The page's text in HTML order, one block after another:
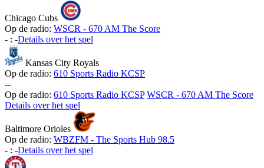
Chicago Cubs
Op de radio: WSCR - 670 AM The Score
- : -Details over het spel
Kansas City Royals
Op de radio: 610 Sports Radio KCSP
--
Op de radio: 610 Sports Radio KCSP WSCR - 670 AM The Score
Details over het spel
Baltimore Orioles
Op de radio: WBZFM - The Sports Hub 98.5
- : -Details over het spel